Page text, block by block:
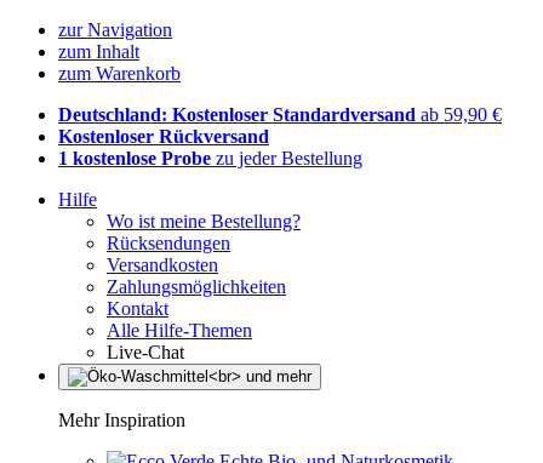
zur Navigation
zum Inhalt
zum Warenkorb
Deutschland: Kostenloser Standardversand ab 59,90 €
Kostenloser Rückversand
1 kostenlose Probe zu jeder Bestellung
Hilfe
Wo ist meine Bestellung?
Rücksendungen
Versandkosten
Zahlungsmöglichkeiten
Kontakt
Alle Hilfe-Themen
Live-Chat
Mehr Inspiration